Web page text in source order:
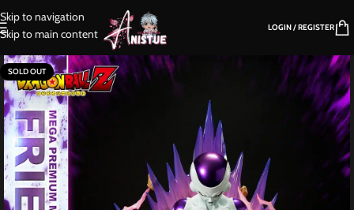
Skip to navigation
Skip to main content
LOGIN / REGISTER
SOLD OUT